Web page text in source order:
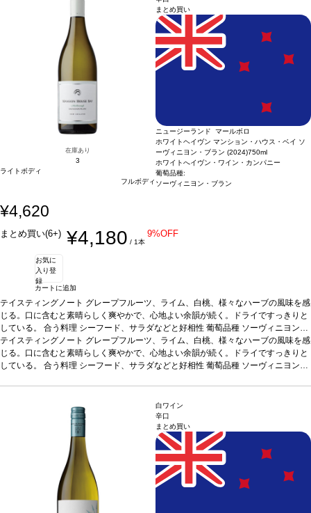
在庫あり
3
ライトボディ
フルボディ
まとめ買い
ニュージーランド マールボロ
ホワイトヘイヴン マンション・ハウス・ベイ ソ
ーヴィニヨン・ブラン (2024)750ml
ホワイトへイヴン・ワイン・カンパニー
葡萄品種:
ソーヴィニヨン・ブラン
¥4,620
まとめ買い(6+) ¥4,180 / 1本
9%OFF
お気に
入り登
録
カートに追加
テイスティングノート グレープフルーツ、ライム、白桃、様々なハーブの風味を感
じる。口に含むと素晴らしく爽やかで、心地よい余韻が続く。ドライですっきりと
している。 合う料理 シーフード、サラダなどと好相性 葡萄品種 ソーヴィニヨン・
ブラン 100%認証SWNZ/AMW認証*本ヴィンテージが在庫切れの場合、在庫があ
り価格が同様の場合は自動的に次のヴィンテージに変更されます、ご了承くださ
い。
テイスティングノート グレープフルーツ、ライム、白桃、様々なハーブの風味を感
じる。口に含むと素晴らしく爽やかで、心地よい余韻が続く。ドライですっきりと
している。 合う料理 シーフード、サラダなどと好相性 葡萄品種 ソーヴィニヨン・
白ワイン
辛口
まとめ買い